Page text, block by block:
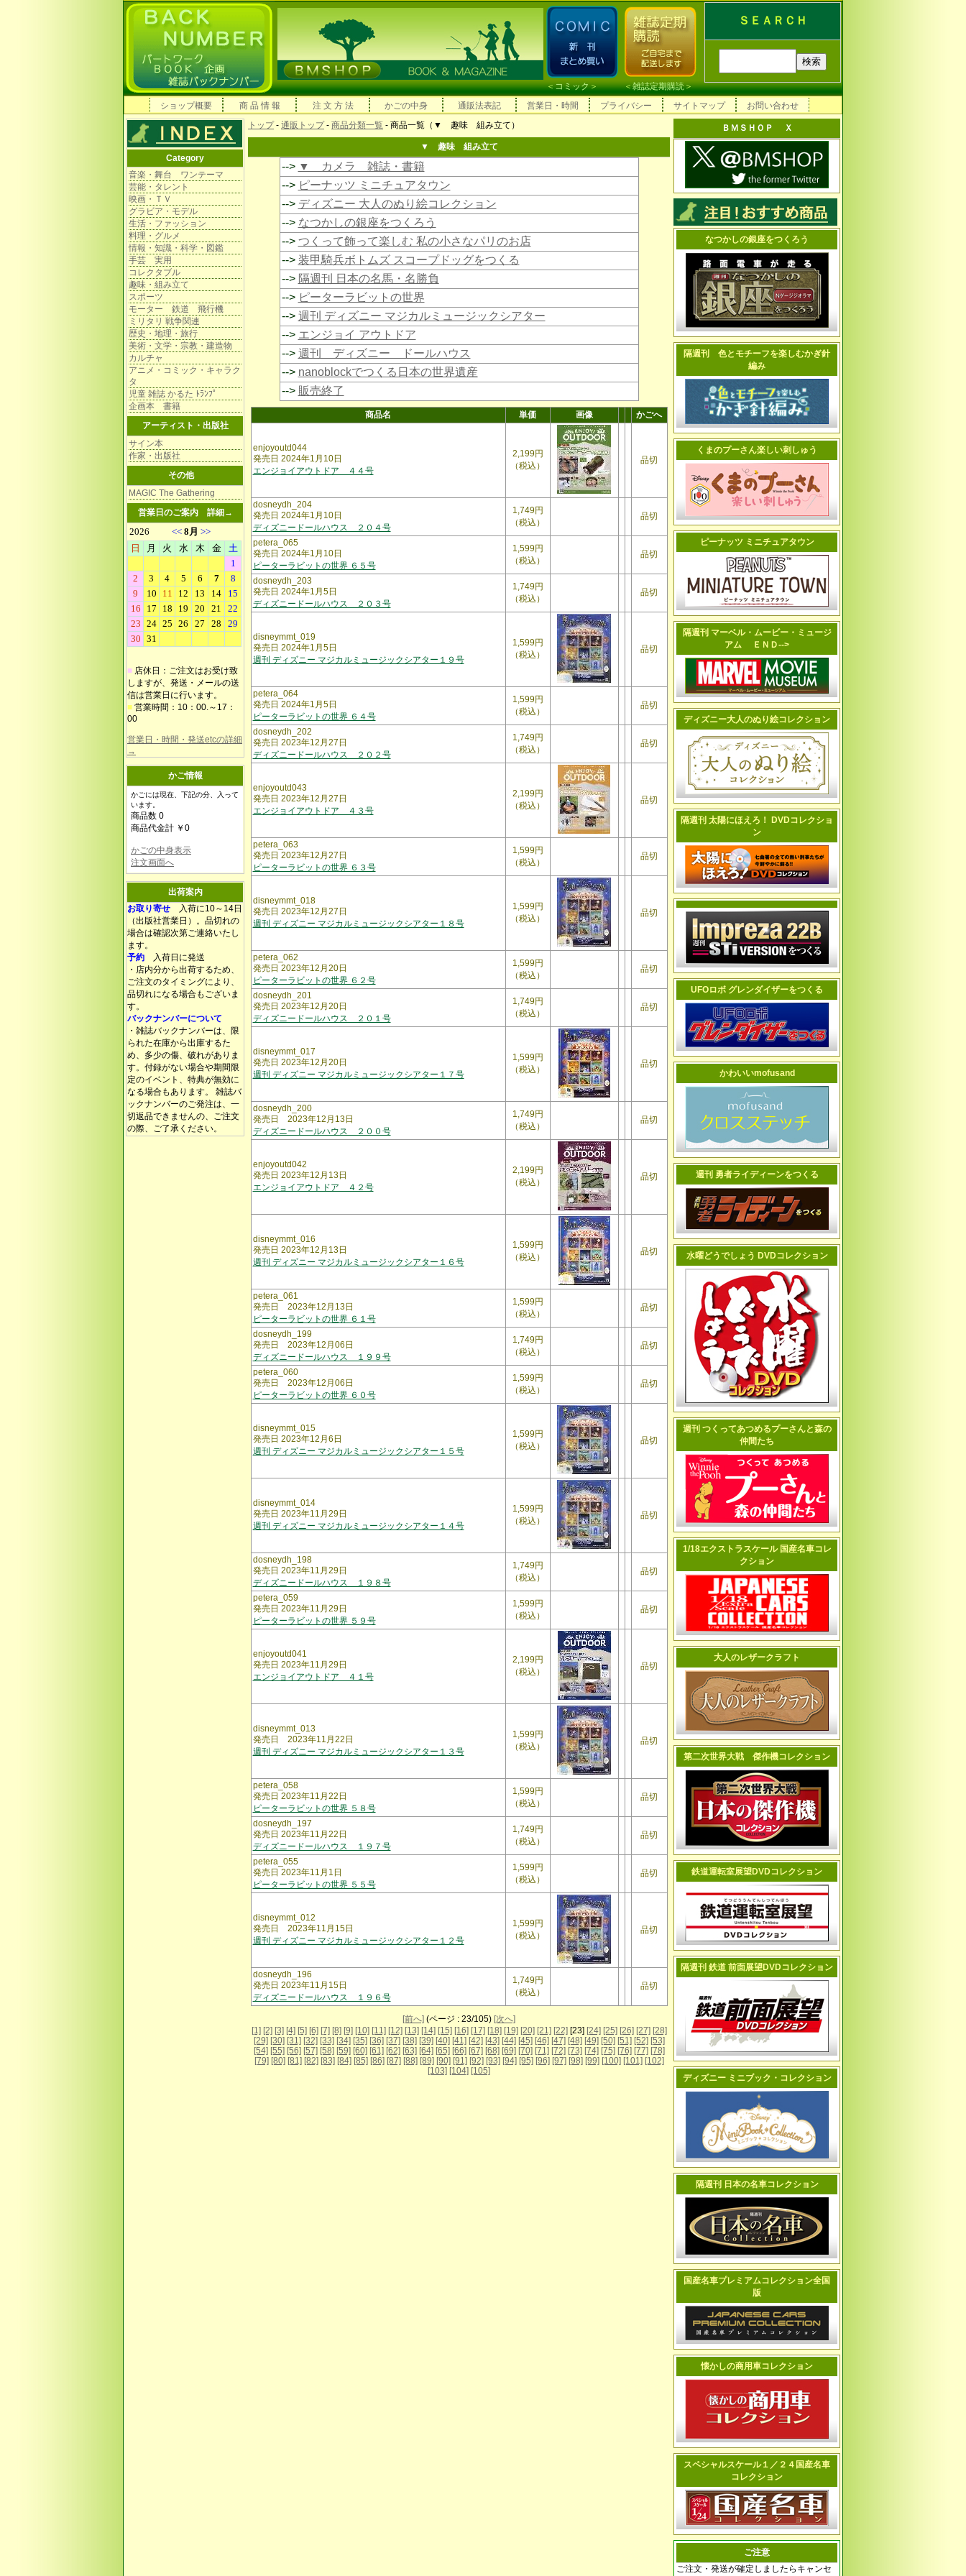
ＳＥＡＲＣＨ
＜コミック＞ ＜雑誌定期購読＞
ショップ概要
商 品 情 報 注 文 方 法 かごの中身 通販法表記 営業日・時間 プライバシー サイトマップ お問い合わせ
Category
音楽・舞台 ワンテーマ
芸能・タレント
映画・ＴＶ
グラビア・モデル
生活・ファッション
料理・グルメ
情報・知識・科学・図鑑
手芸 実用
コレクタブル
趣味・組み立て
スポーツ
モーター 鉄道 飛行機
ミリタリ 戦争関連
歴史・地理・旅行
美術・文学・宗教・建造物
カルチャ
アニメ・コミック・キャラク
タ
児童 雑誌 かるた ﾄﾗﾝﾌﾟ
企画本 書籍
アーティスト・出版社
サイン本
作家・出版社
その他
MAGIC The Gathering
営業日のご案内 詳細→
■ 店休日：ご注文はお受け致
しますが、発送・メールの送
信は営業日に行います。
■ 営業時間：10：00.～17：
00
営業日・時間・発送etcの詳細
→
かご情報
かごには現在、下記の分、入って
います。
商品数 0
商品代金計 ￥0
かごの中身表示
注文画面へ
出荷案内
お取り寄せ 入荷に10～14日
（出版社営業日）。品切れの
場合は確認次第ご連絡いたし
ます。
予約 入荷日に発送
・店内分から出荷するため、
ご注文のタイミングにより、
品切れになる場合もございま
す。
バックナンバーについて
・雑誌バックナンバーは、限
られた在庫から出庫するた
め、多少の傷、破れがありま
す。付録がない場合や期間限
定のイベント、特典が無効に
なる場合もあります。 雑誌バ
ックナンバーのご発注は、一
切返品できませんの、ご注文
の際、ご了承ください。
トップ- 通販トップ- 商品分類一覧 - 商品一覧（▼ 趣味 組み立て）
▼ 趣味 組み立て
--> ▼ カメラ 雑誌・書籍
--> ピーナッツ ミニチュアタウン
--> ディズニー 大人のぬり絵コレクション
--> なつかしの銀座をつくろう
--> つくって飾って楽しむ 私の小さなパリのお店
--> 装甲騎兵ボトムズ スコープドッグをつくる
--> 隔週刊 日本の名馬・名勝負
--> ピーターラビットの世界
--> 週刊 ディズニー マジカルミュージックシアター
--> エンジョイ アウトドア
--> 週刊 ディズニー ドールハウス
--> nanoblockでつくる日本の世界遺産
--> 販売終了
商品名 単価 画像 かごへ
enjoyoutd044
発売日 2024年1月10日
エンジョイアウトドア ４４号
2,199円
（税込）
品切
dosneydh_204
発売日 2024年1月10日
ディズニードールハウス ２０４号
1,749円
（税込）
品切
petera_065
発売日 2024年1月10日
ピーターラビットの世界 ６５号
1,599円
（税込）
品切
dosneydh_203
発売日 2024年1月5日
ディズニードールハウス ２０３号
1,749円
（税込）
品切
disneymmt_019
発売日 2024年1月5日
週刊 ディズニー マジカルミュージックシアター１９号
1,599円
（税込）
品切
petera_064
発売日 2024年1月5日
ピーターラビットの世界 ６４号
1,599円
（税込）
品切
dosneydh_202
発売日 2023年12月27日
ディズニードールハウス ２０２号
1,749円
（税込）
品切
enjoyoutd043
発売日 2023年12月27日
エンジョイアウトドア ４３号
2,199円
（税込）
品切
petera_063
発売日 2023年12月27日
ピーターラビットの世界 ６３号
1,599円
（税込）
品切
disneymmt_018
発売日 2023年12月27日
週刊 ディズニー マジカルミュージックシアター１８号
1,599円
（税込）
品切
petera_062
発売日 2023年12月20日
ピーターラビットの世界 ６２号
1,599円
（税込）
品切
dosneydh_201
発売日 2023年12月20日
ディズニードールハウス ２０１号
1,749円
（税込）
品切
disneymmt_017
発売日 2023年12月20日
週刊 ディズニー マジカルミュージックシアター１７号
1,599円
（税込）
品切
dosneydh_200
発売日 2023年12月13日
ディズニードールハウス ２００号
1,749円
（税込）
品切
enjoyoutd042
発売日 2023年12月13日
エンジョイアウトドア ４２号
2,199円
（税込）
品切
disneymmt_016
発売日 2023年12月13日
週刊 ディズニー マジカルミュージックシアター１６号
1,599円
（税込）
品切
petera_061
発売日 2023年12月13日
ピーターラビットの世界 ６１号
1,599円
（税込）
品切
dosneydh_199
発売日 2023年12月06日
ディズニードールハウス １９９号
1,749円
（税込）
品切
petera_060
発売日 2023年12月06日
ピーターラビットの世界 ６０号
1,599円
（税込）
品切
disneymmt_015
発売日 2023年12月6日
週刊 ディズニー マジカルミュージックシアター１５号
1,599円
（税込）
品切
disneymmt_014
発売日 2023年11月29日
週刊 ディズニー マジカルミュージックシアター１４号
1,599円
（税込）
品切
dosneydh_198
発売日 2023年11月29日
ディズニードールハウス １９８号
1,749円
（税込）
品切
petera_059
発売日 2023年11月29日
ピーターラビットの世界 ５９号
1,599円
（税込）
品切
enjoyoutd041
発売日 2023年11月29日
エンジョイアウトドア ４１号
2,199円
（税込）
品切
disneymmt_013
発売日 2023年11月22日
週刊 ディズニー マジカルミュージックシアター１３号
1,599円
（税込）
品切
petera_058
発売日 2023年11月22日
ピーターラビットの世界 ５８号
1,599円
（税込）
品切
dosneydh_197
発売日 2023年11月22日
ディズニードールハウス １９７号
1,749円
（税込）
品切
petera_055
発売日 2023年11月1日
ピーターラビットの世界 ５５号
1,599円
（税込）
品切
disneymmt_012
発売日 2023年11月15日
週刊 ディズニー マジカルミュージックシアター１２号
1,599円
（税込）
品切
dosneydh_196
発売日 2023年11月15日
ディズニードールハウス １９６号
1,749円
（税込）
品切
[前へ] (ページ : 23/105) [次へ]
[1] [2] [3] [4] [5] [6] [7] [8] [9] [10] [11] [12] [13] [14] [15] [16] [17] [18] [19] [20] [21] [22] [23] [24] [25] [26] [27] [28]
[29] [30] [31] [32] [33] [34] [35] [36] [37] [38] [39] [40] [41] [42] [43] [44] [45] [46] [47] [48] [49] [50] [51] [52] [53]
[54] [55] [56] [57] [58] [59] [60] [61] [62] [63] [64] [65] [66] [67] [68] [69] [70] [71] [72] [73] [74] [75] [76] [77] [78]
[79] [80] [81] [82] [83] [84] [85] [86] [87] [88] [89] [90] [91] [92] [93] [94] [95] [96] [97] [98] [99] [100] [101] [102]
[103] [104] [105]
ＢＭＳＨＯＰ Ｘ
なつかしの銀座をつくろう
隔週刊 色とモチーフを楽しむかぎ針
編み
くまのプーさん楽しい刺しゅう
ピーナッツ ミニチュアタウン
隔週刊 マーベル・ムービー・ミュージ
アム ＥＮＤ-->
ディズニー大人のぬり絵コレクション
隔週刊 太陽にほえろ！ DVDコレクショ
ン
UFOロボ グレンダイザーをつくる
かわいいmofusand
週刊 勇者ライディーンをつくる
水曜どうでしょう DVDコレクション
週刊 つくってあつめるプーさんと森の
仲間たち
1/18エクストラスケール 国産名車コレ
クション
大人のレザークラフト
第二次世界大戦 傑作機コレクション
鉄道運転室展望DVDコレクション
隔週刊 鉄道 前面展望DVDコレクション
ディズニー ミニブック・コレクション
隔週刊 日本の名車コレクション
国産名車プレミアムコレクション全国
版
懐かしの商用車コレクション
スペシャルスケール１／２４国産名車
コレクション
ご注意
ご注文・発送が確定しましたらキャンセ